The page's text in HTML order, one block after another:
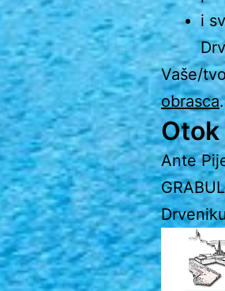
i
Vaše/
obrasca.
Otok
Ante